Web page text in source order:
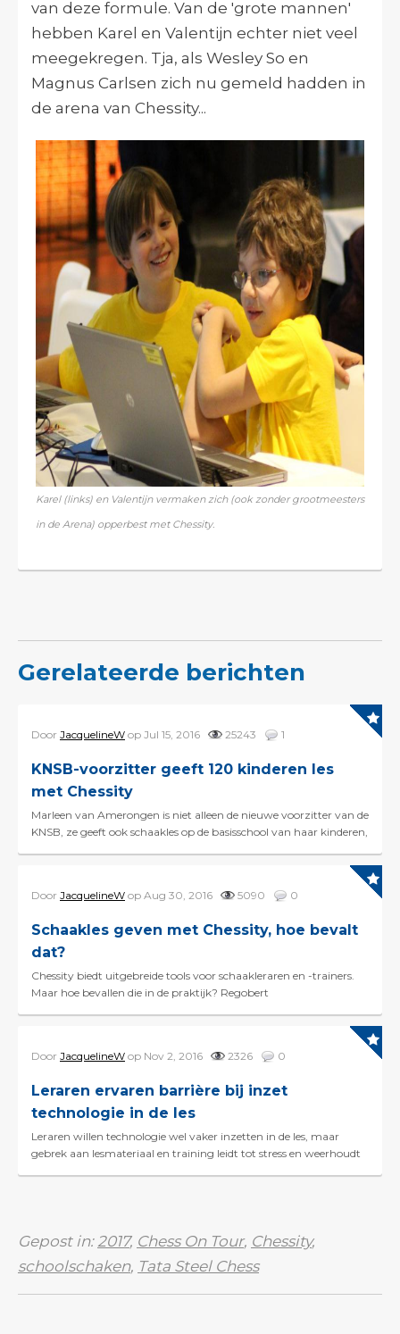
van deze formule. Van de 'grote mannen'
hebben Karel en Valentijn echter niet veel
meegekregen. Tja, als Wesley So en
Magnus Carlsen zich nu gemeld hadden in
de arena van Chessity...
Karel (links) en Valentijn vermaken zich (ook zonder grootmeesters
in de Arena) opperbest met Chessity.
Gerelateerde berichten
Door JacquelineW op Jul 15, 2016 25243 1
KNSB-voorzitter geeft 120 kinderen les
met Chessity
Marleen van Amerongen is niet alleen de nieuwe voorzitter van de
KNSB, ze geeft ook schaakles op de basisschool van haar kinderen,
Door JacquelineW op Aug 30, 2016 5090 0
Schaakles geven met Chessity, hoe bevalt
dat?
Chessity biedt uitgebreide tools voor schaakleraren en -trainers.
Maar hoe bevallen die in de praktijk? Regobert
Door JacquelineW op Nov 2, 2016 2326 0
Leraren ervaren barrière bij inzet
technologie in de les
Leraren willen technologie wel vaker inzetten in de les, maar
gebrek aan lesmateriaal en training leidt tot stress en weerhoudt
Gepost in:2017, Chess On Tour, Chessity,
schoolschaken, Tata Steel Chess